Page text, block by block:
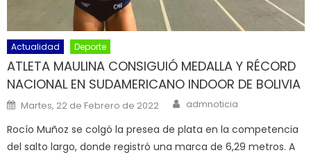
Actualidad Deporte
ATLETA MAULINA CONSIGUIÓ MEDALLA Y RÉCORD
NACIONAL EN SUDAMERICANO INDOOR DE BOLIVIA
Posted on
Martes, 22 de Febrero de 2022 Author
admnoticia
Rocío Muñoz se colgó la presea de plata en la competencia
del salto largo, donde registró una marca de 6,29 metros. A